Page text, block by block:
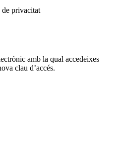
privacitat
amb la qual accedeixes
clau d’accés.